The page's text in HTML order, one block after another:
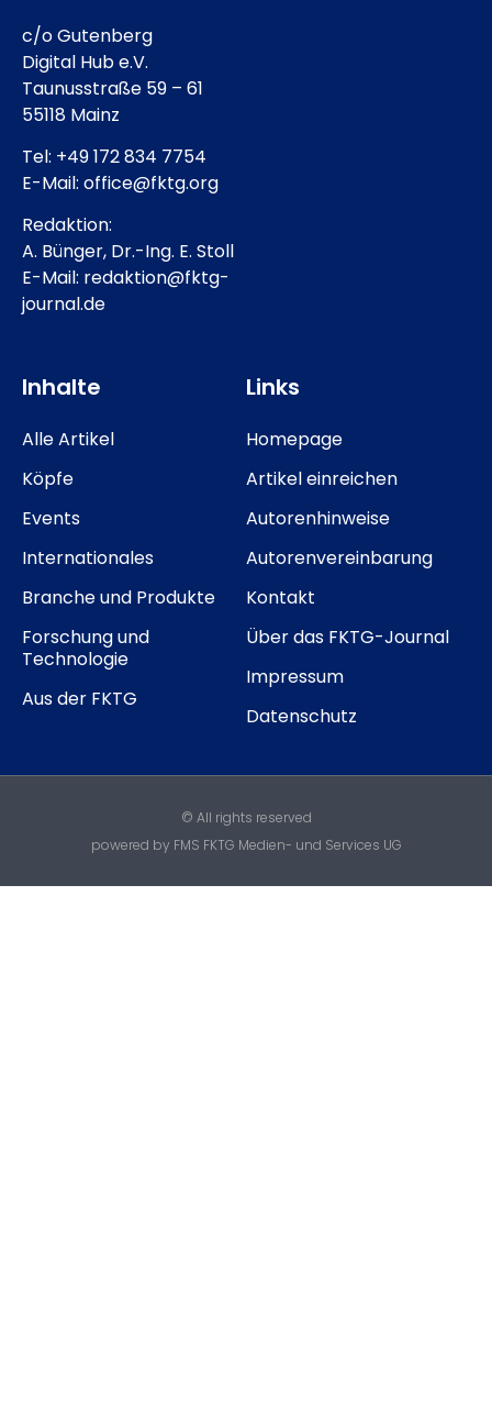
c/o Gutenberg
Digital Hub e.V.
Taunusstraße 59 – 61
55118 Mainz
Tel: +49 172 834 7754
E-Mail: office@fktg.org
Redaktion:
A. Bünger, Dr.-Ing. E. Stoll
E-Mail: redaktion@fktg-
journal.de
Inhalte
Alle Artikel
Köpfe
Events
Internationales
Branche und Produkte
Forschung und
Technologie
Aus der FKTG
Links
Homepage
Artikel einreichen
Autorenhinweise
Autorenvereinbarung
Kontakt
Über das FKTG-Journal
Impressum
Datenschutz
© All rights reserved
powered by FMS FKTG Medien- und Services UG